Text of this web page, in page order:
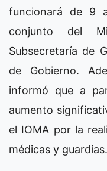
funcionará de 9
conjunto del
Subsecretaría de
de Gobierno.
informó que a
aumento
el IOMA por la
médicas y guardias.